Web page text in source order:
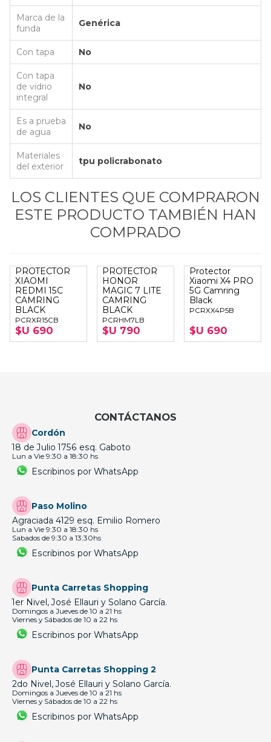
Marca de la
funda
Genérica
Con tapa No
Con tapa
de vidrio
integral
No
Es a prueba
de agua
No
Materiales
del exterior
tpu policrabonato
LOS CLIENTES QUE COMPRARON
ESTE PRODUCTO TAMBIÉN HAN
COMPRADO
PROTECTOR
XIAOMI
REDMI 15C
CAMRING
BLACK
PCRXR15CB
$U 690
PROTECTOR
HONOR
MAGIC 7 LITE
CAMRING
BLACK
PCRHM7LB
$U 790
Protector
Xiaomi X4 PRO
5G Camring
Black
PCRXX4P5B
$U 690
CONTÁCTANOS
Cordón
18 de Julio 1756 esq. Gaboto
Lun a Vie 9:30 a 18:30 hs
Escribinos por WhatsApp
Paso Molino
Agraciada 4129 esq. Emilio Romero
Lun a Vie 9:30 a 18:30 hs
Sabados de 9:30 a 13:30hs
Escribinos por WhatsApp
Punta Carretas Shopping
1er Nivel, José Ellauri y Solano García.
Domingos a Jueves de 10 a 21 hs
Viernes y Sábados de 10 a 22 hs
Escribinos por WhatsApp
Punta Carretas Shopping 2
2do Nivel, José Ellauri y Solano García.
Domingos a Jueves de 10 a 21 hs
Viernes y Sábados de 10 a 22 hs
Escribinos por WhatsApp